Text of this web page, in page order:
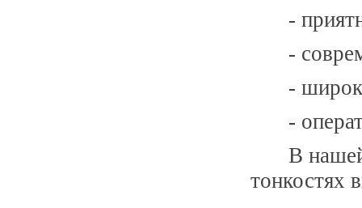
-
-
-
-
В
тонкостях